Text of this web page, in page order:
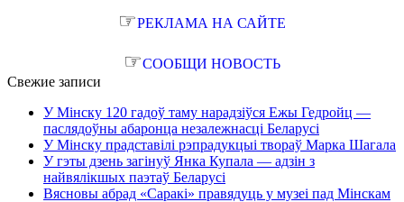
☞РЕКЛАМА НА САЙТЕ
☞СООБЩИ НОВОСТЬ
Свежие записи
У Мінску 120 гадоў таму нарадзіўся Ежы Гедройц —
паслядоўны абаронца незалежнасці Беларусі
У Мінску прадставілі рэпрадукцыі твораў Марка Шагала
У гэты дзень загінуў Янка Купала — адзін з
найвялікшых паэтаў Беларусі
Вясновы абрад «Саракі» правядуць у музеі пад Мінскам